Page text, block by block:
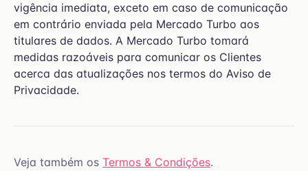
vigência imediata, exceto em caso de comunicação
em contrário enviada pela Mercado Turbo aos
titulares de dados. A Mercado Turbo tomará
medidas razoáveis para comunicar os Clientes
acerca das atualizações nos termos do Aviso de
Privacidade.
Veja também os Termos & Condições.